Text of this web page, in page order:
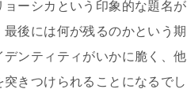
ョーシカという印象的な題名
最後には何が残るのかという
デンティティがいかに脆く、
突きつけられることになるでし